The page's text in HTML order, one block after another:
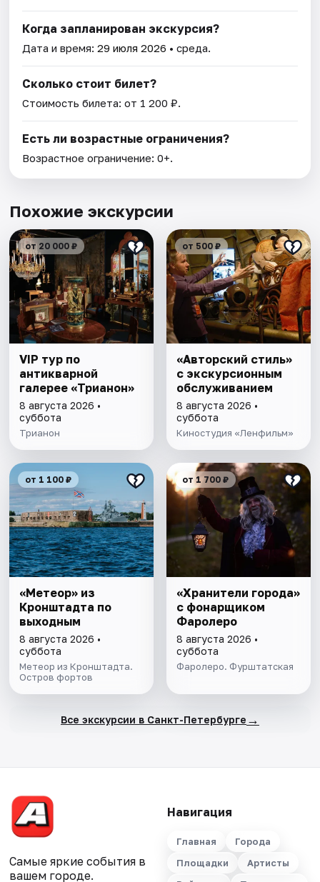
Когда запланирован экскурсия?
Дата и время:29 июля 2026 • среда.
Сколько стоит билет?
Стоимость билета: от 1 200 ₽.
Есть ли возрастные ограничения?
Возрастное ограничение: 0+.
Похожие экскурсии
от 20 000 ₽
VIP тур по
антикварной
галерее «Трианон»
8 августа 2026 •
суббота
Трианон
от 500 ₽
«Авторский стиль»
с экскурсионным
обслуживанием
8 августа 2026 •
суббота
Киностудия «Ленфильм»
от 1 100 ₽
«Метеор» из
Кронштадта по
выходным
8 августа 2026 •
суббота
Метеор из Кронштадта.
Остров фортов
от 1 700 ₽
«Хранители города»
с фонарщиком
Фаролеро
8 августа 2026 •
суббота
Фаролеро. Фурштатская
Все экскурсии в Санкт-Петербурге →
Самые яркие события в
вашем городе.
Навигация
Главная
Города
Площадки
Артисты